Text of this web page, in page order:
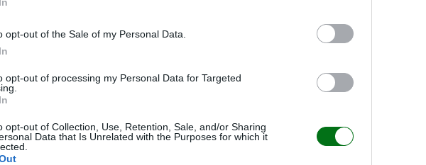
opt-out of the Sale of my Personal Data.
opt-out of processing my Personal Data for Targeted
opt-out of Collection, Use, Retention, Sale, and/or Sharing
Data that Is Unrelated with the Purposes for which it